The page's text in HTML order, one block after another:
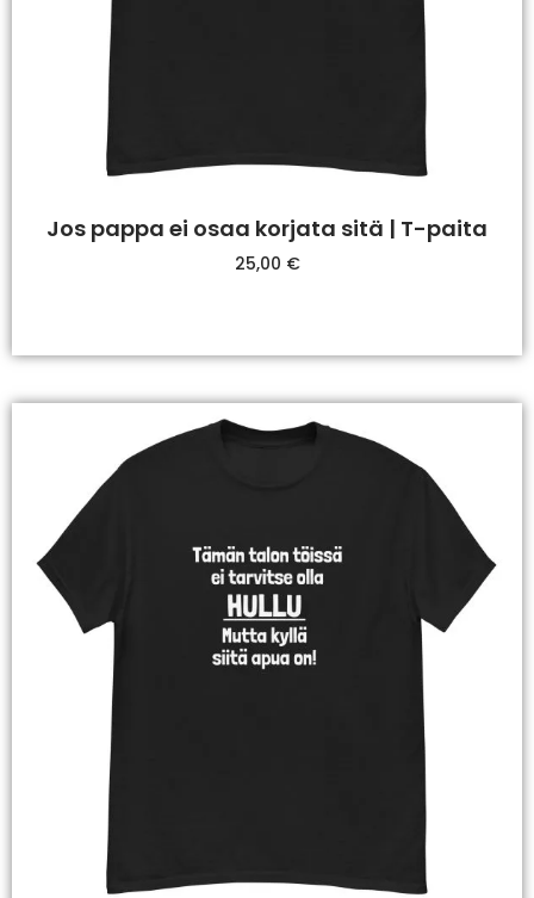
Jos pappa ei osaa korjata sitä | T-paita
25,00 €